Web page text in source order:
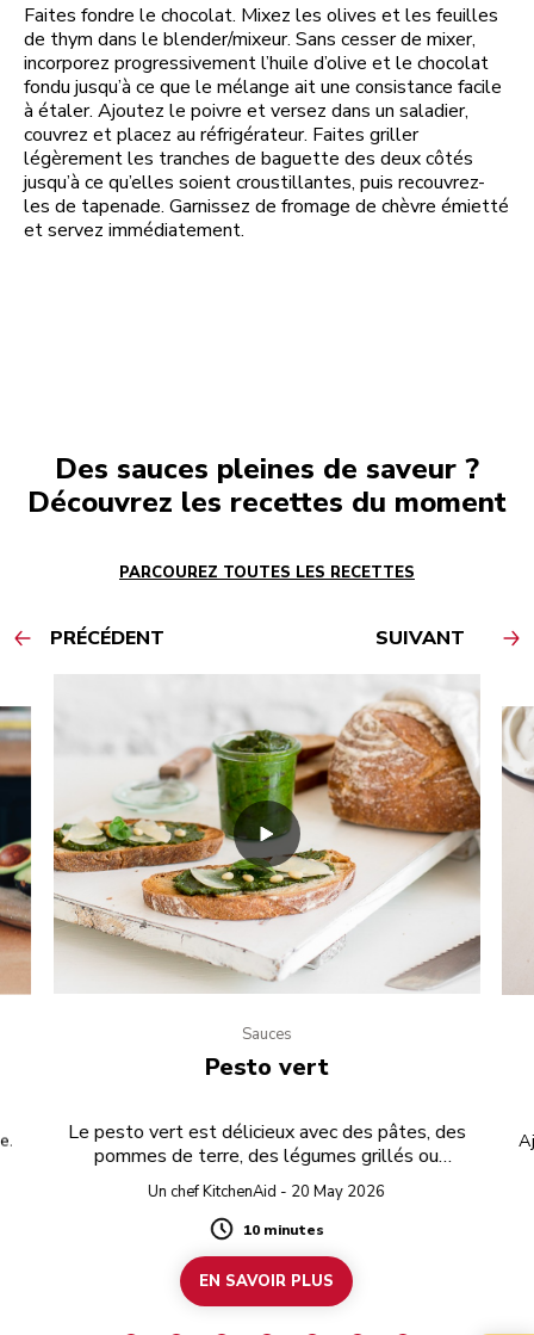
Faites fondre le chocolat. Mixez les olives et les feuilles
de thym dans le blender/mixeur. Sans cesser de mixer,
incorporez progressivement l’huile d’olive et le chocolat
fondu jusqu’à ce que le mélange ait une consistance facile
à étaler. Ajoutez le poivre et versez dans un saladier,
couvrez et placez au réfrigérateur. Faites griller
légèrement les tranches de baguette des deux côtés
jusqu’à ce qu’elles soient croustillantes, puis recouvrez-
les de tapenade. Garnissez de fromage de chèvre émietté
et servez immédiatement.
Des sauces pleines de saveur ?
Découvrez les recettes du moment
PARCOUREZ TOUTES LES RECETTES
PRÉCÉDENT SUIVANT
Sauces
Pesto vert
Le pesto vert est délicieux avec des pâtes, des
pommes de terre, des légumes grillés ou
simplement tartiné sur du pain grillé.
Un chef KitchenAid - 20 May 2026
Duration
10 minutes
EN SAVOIR PLUS